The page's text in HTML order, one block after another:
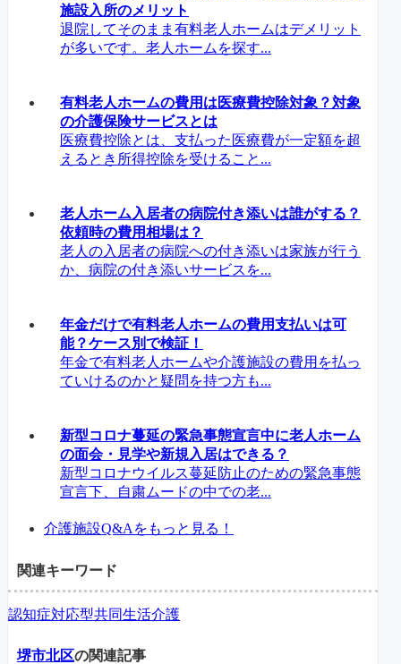
施設入所のメリット
退院してそのまま有料老人ホームはデメリット
が多いです。老人ホームを探す...
有料老人ホームの費用は医療費控除対象？対象
の介護保険サービスとは
医療費控除とは、支払った医療費が一定額を超
えるとき所得控除を受けること...
老人ホーム入居者の病院付き添いは誰がする？
依頼時の費用相場は？
老人の入居者の病院への付き添いは家族が行う
か、病院の付き添いサービスを...
年金だけで有料老人ホームの費用支払いは可
能？ケース別で検証！
年金で有料老人ホームや介護施設の費用を払っ
ていけるのかと疑問を持つ方も...
新型コロナ蔓延の緊急事態宣言中に老人ホーム
の面会・見学や新規入居はできる？
新型コロナウイルス蔓延防止のための緊急事態
宣言下、自粛ムードの中での老...
介護施設Q&Aをもっと見る！
関連キーワード
認知症対応型共同生活介護
堺市北区の関連記事